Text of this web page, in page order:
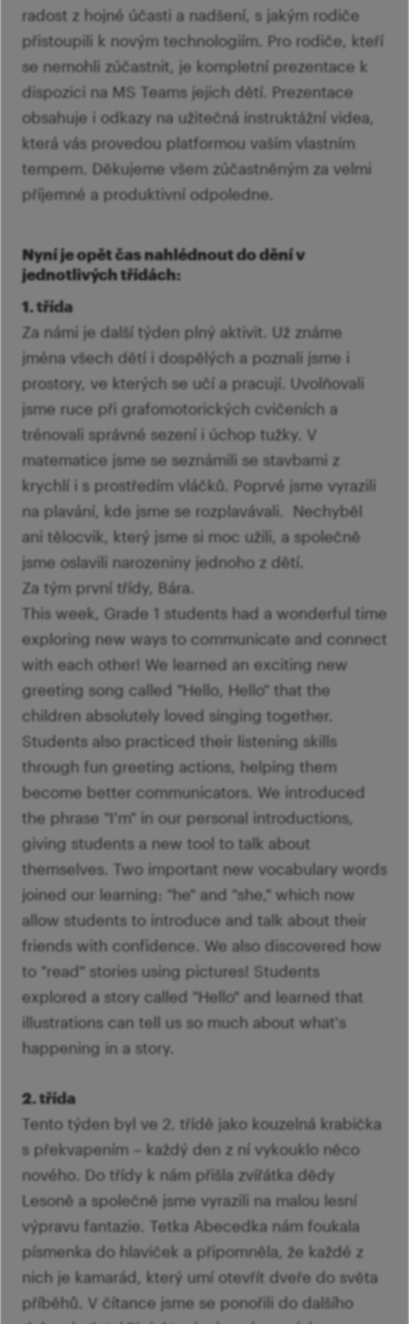
radost z hojné účasti a nadšení, s jakým rodiče
přistoupili k novým technologiím. Pro rodiče, kteří
se nemohli zúčastnit, je kompletní prezentace k
dispozici na MS Teams jejich dětí. Prezentace
obsahuje i odkazy na užitečná instruktážní videa,
která vás provedou platformou vaším vlastním
tempem. Děkujeme všem zúčastněným za velmi
příjemné a produktivní odpoledne.
Nyní je opět čas nahlédnout do dění v
jednotlivých třídách:
1. třída
Za námi je další týden plný aktivit. Už známe
jména všech dětí i dospělých a poznali jsme i
prostory, ve kterých se učí a pracují. Uvolňovali
jsme ruce při grafomotorických cvičeních a
trénovali správné sezení i úchop tužky. V
matematice jsme se seznámili se stavbami z
krychlí i s prostředím vláčků. Poprvé jsme vyrazili
na plavání, kde jsme se rozplavávali. Nechyběl
ani tělocvik, který jsme si moc užili, a společně
jsme oslavili narozeniny jednoho z dětí.
Za tým první třídy, Bára.
This week, Grade 1 students had a wonderful time
exploring new ways to communicate and connect
with each other! We learned an exciting new
greeting song called "Hello, Hello" that the
children absolutely loved singing together.
Students also practiced their listening skills
through fun greeting actions, helping them
become better communicators. We introduced
the phrase "I'm" in our personal introductions,
giving students a new tool to talk about
themselves. Two important new vocabulary words
joined our learning: "he" and "she," which now
allow students to introduce and talk about their
friends with confidence. We also discovered how
to "read" stories using pictures! Students
explored a story called "Hello" and learned that
illustrations can tell us so much about what's
happening in a story.
2. třída
Tento týden byl ve 2. třídě jako kouzelná krabička
s překvapením – každý den z ní vykouklo něco
nového. Do třídy k nám přišla zvířátka dědy
Lesoně a společně jsme vyrazili na malou lesní
výpravu fantazie. Tetka Abecedka nám foukala
písmenka do hlaviček a připomněla, že každé z
nich je kamarád, který umí otevřít dveře do světa
příběhů. V čítance jsme se ponořili do dalšího